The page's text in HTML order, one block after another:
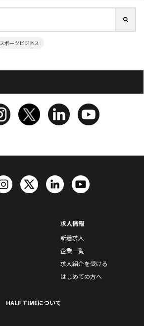
スポーツビジネス
求人情報
新着求人
企業一覧
求人紹介を受ける
はじめての方へ
HALF TIMEについて